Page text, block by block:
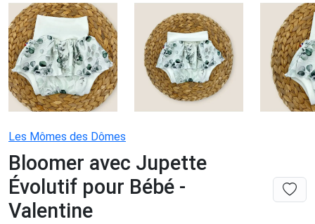
Les Mômes des Dômes
Bloomer avec Jupette
Évolutif pour Bébé -
Valentine